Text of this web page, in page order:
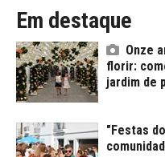
Em destaque
Onze
florir:
jardim de
"Festas